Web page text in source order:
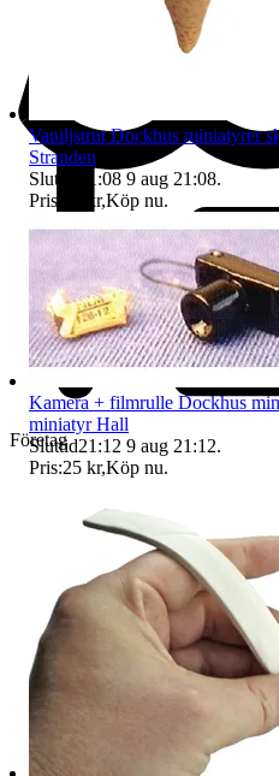
Företag
Vaniljstrut Dockhus miniatyrer
Stranden
Sluttid
21:08 9 aug 21:08.
Pris:
12 kr,Köp nu.
Kamera + filmrulle Dockhus
miniatyr Hall
Sluttid21:12 9 aug 21:12.
Pris:25 kr,Köp nu.